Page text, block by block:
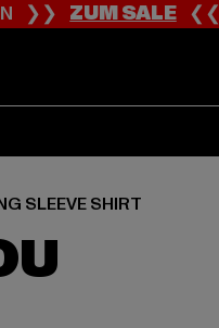
❯❯ZUM SALE❮❮
SLEEVE SHIRT